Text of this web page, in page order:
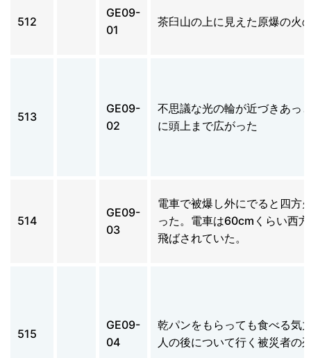
512
GE09-
01
茶臼山の上に見えた原爆の火
513
GE09-
02
不思議な光の輪が近づきあっ
に頭上まで広がった
514
GE09-
03
電車で被爆し外にでると四方
った。電車は60cmくらい西
飛ばされていた。
515
GE09-
04
乾パンをもらっても食べる気
人の後について行く被災者の